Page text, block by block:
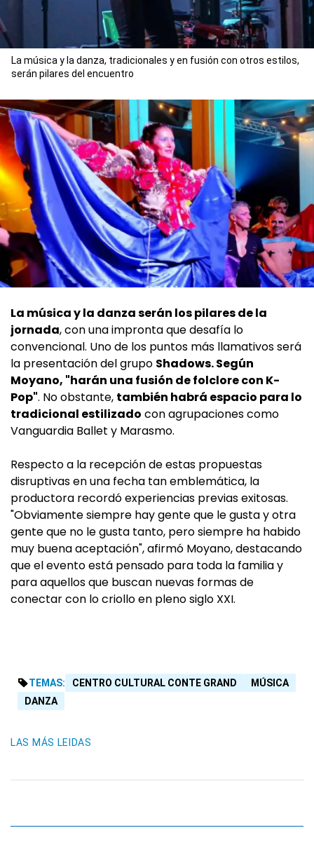
La música y la danza, tradicionales y en fusión con otros estilos,
serán pilares del encuentro
La música y la danza serán los pilares de la
jornada, con una impronta que desafía lo
convencional. Uno de los puntos más llamativos será
la presentación del grupo Shadows. Según
Moyano, "harán una fusión de folclore con K-
Pop". No obstante, también habrá espacio para lo
tradicional estilizado con agrupaciones como
Vanguardia Ballet y Marasmo.
Respecto a la recepción de estas propuestas
disruptivas en una fecha tan emblemática, la
productora recordó experiencias previas exitosas.
"Obviamente siempre hay gente que le gusta y otra
gente que no le gusta tanto, pero siempre ha habido
muy buena aceptación", afirmó Moyano, destacando
que el evento está pensado para toda la familia y
para aquellos que buscan nuevas formas de
conectar con lo criollo en pleno siglo XXI.
TEMAS: CENTRO CULTURAL CONTE GRAND
MÚSICA
DANZA
LAS MÁS LEIDAS